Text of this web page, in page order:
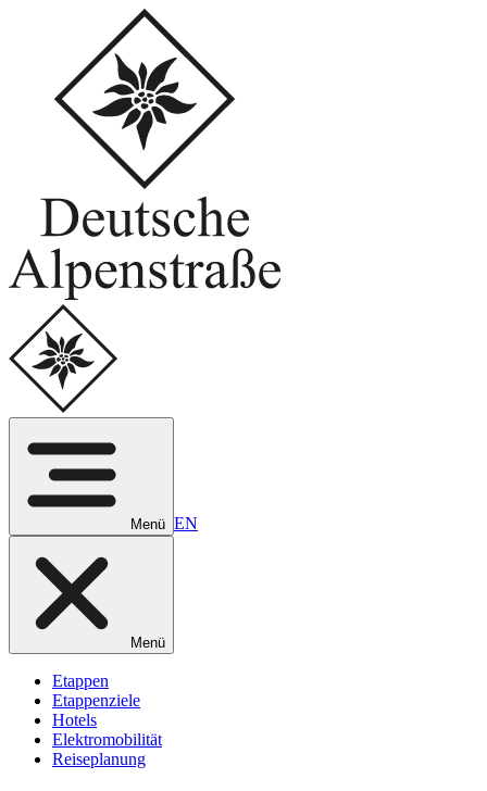
Menü EN
Menü
Etappen
Etappenziele
Hotels
Elektromobilität
Reiseplanung